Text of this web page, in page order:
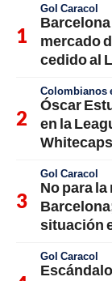
Gol Caracol
mercado
cedido al
Colombianos
Óscar
en la
Whitecaps
Gol Caracol
No para
situación
Gol Caracol